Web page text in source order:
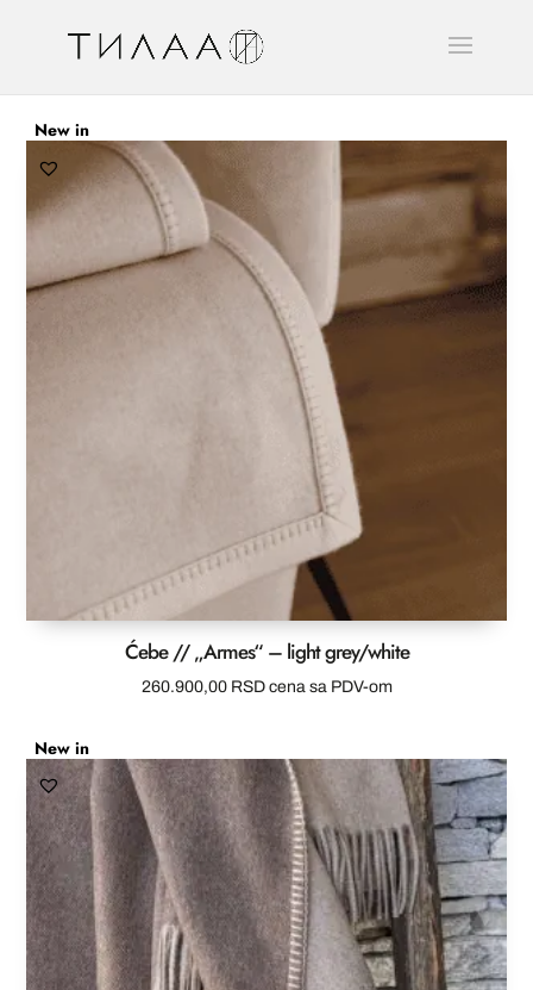
New in
Ćebe // „Armes“ – light grey/white
260.900,00 RSD cena sa PDV-om
New in